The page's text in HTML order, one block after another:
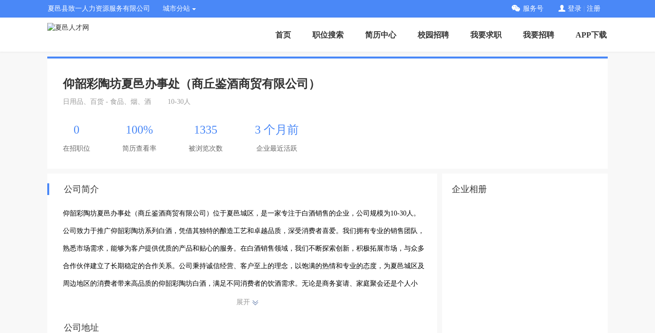
夏邑县致一人力资源服务有限公司 城市分站 服务号 登录 注册
首页 职位搜索 简历中心 校园招聘 我要求职 我要招聘 APP下载
仰韶彩陶坊夏邑办事处（商丘鉴酒商贸有限公司）
日用品、百货 - 食品、烟、酒 10-30人
0
在招职位
100%
简历查看率
1335
被浏览次数
3 个月前
企业最近活跃
公司简介
仰韶彩陶坊夏邑办事处（商丘鉴酒商贸有限公司）位于夏邑城区，是一家专注于白酒销售的企业，公司规模为10-30人。
公司致力于推广仰韶彩陶坊系列白酒，凭借其独特的酿造工艺和卓越品质，深受消费者喜爱。我们拥有专业的销售团队，
熟悉市场需求，能够为客户提供优质的产品和贴心的服务。在白酒销售领域，我们不断探索创新，积极拓展市场，与众多
合作伙伴建立了长期稳定的合作关系。公司秉持诚信经营、客户至上的理念，以饱满的热情和专业的态度，为夏邑城区及
周边地区的消费者带来高品质的仰韶彩陶坊白酒，满足不同消费者的饮酒需求。无论是商务宴请、家庭聚会还是个人小
酌，仰韶彩陶坊白酒都能为您增添愉悦的饮酒体验。我们将继续努力，不断提升服务水平，为推动白酒文化的传播与发展
展开
公司地址
企业相册